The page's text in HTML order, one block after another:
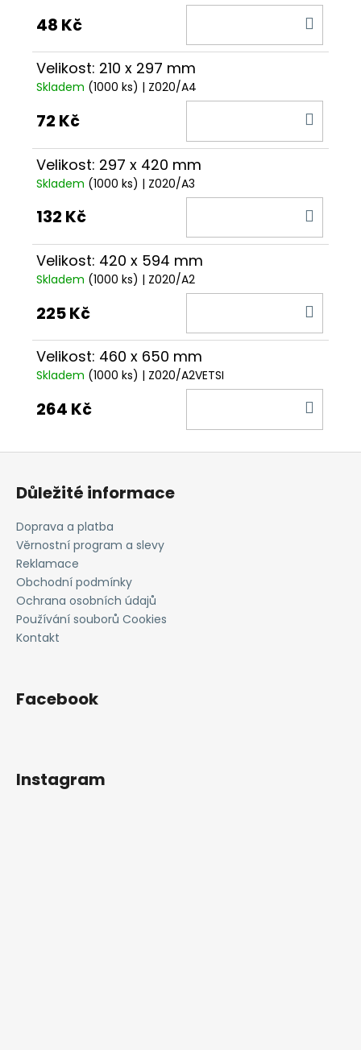
48 Kč
Velikost: 210 x 297 mm
Skladem (1000 ks) | Z020/A4
72 Kč
Velikost: 297 x 420 mm
Skladem (1000 ks) | Z020/A3
132 Kč
Velikost: 420 x 594 mm
Skladem (1000 ks) | Z020/A2
225 Kč
Velikost: 460 x 650 mm
Skladem (1000 ks) | Z020/A2VETSI
264 Kč
Z
Důležité informace
Doprava a platba
Věrnostní program a slevy
Reklamace
Obchodní podmínky
Ochrana osobních údajů
Používání souborů Cookies
Kontakt
Facebook
Instagram